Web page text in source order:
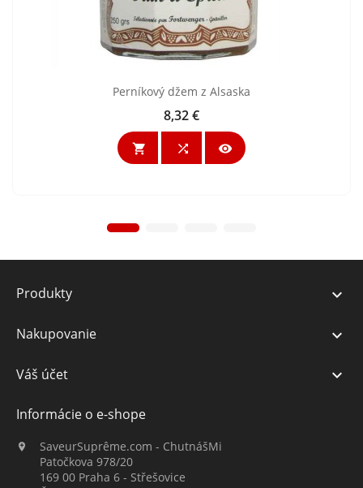
Perníkový džem z Alsaska
Cena
8,32 €
  
Produkty 
Nakupovanie 
Váš účet 
Informácie o e-shope

SaveurSuprême.com - ChutnášMi
Patočkova 978/20
169 00 Praha 6 - Střešovice